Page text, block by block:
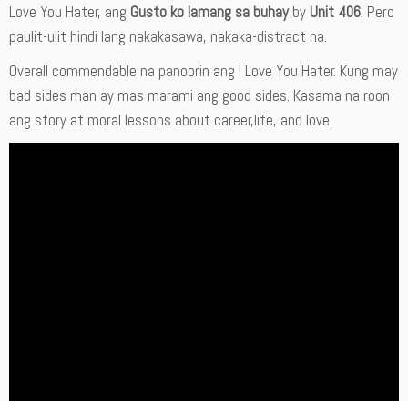
Love You Hater, ang Gusto ko lamang sa buhayby Unit 406. Pero
paulit-ulit hindi lang nakakasawa, nakaka-distract na.
Overall commendable na panoorin ang I Love You Hater. Kung may
bad sides man ay mas marami ang good sides. Kasama na roon
ang story at moral lessons about career,life, and love.